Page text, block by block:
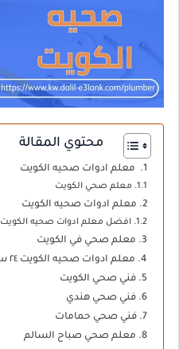
محتوي المقالة
معلم ادوات صحيه الكويت
معلم صحي الكويت
معلم ادوات صحيه الكويت
افضل معلم ادوات صحيه الكويت
معلم صحي في الكويت
معلم ادوات صحيه الكويت ٢٤ ساعة
فني صحي الكويت
فني صحي هندي
فني صحي حمامات
معلم صحي صباح السالم